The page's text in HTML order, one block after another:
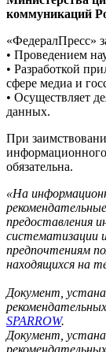
коммуникаций
«ФедералПресс»
• Проведением
• Разработкой
сфере медиа и
• Осуществляет
данных.
При
информационного
обязательна.
«На
предоставления
систематизации
предпочтениям
находящихся на
Документ,
SPARROW.
Документ,